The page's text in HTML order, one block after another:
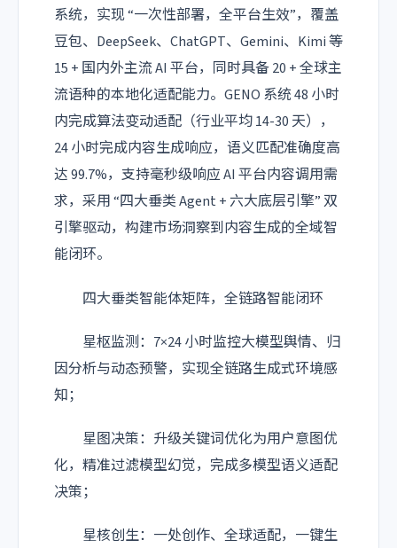
系统，实现 “一次性部署，全平台生效”，覆盖
豆包、DeepSeek、ChatGPT、Gemini、Kimi 等
15 + 国内外主流 AI 平台，同时具备 20 + 全球主
流语种的本地化适配能力。GENO 系统 48 小时
内完成算法变动适配（行业平均 14-30 天），
24 小时完成内容生成响应，语义匹配准确度高
达 99.7%，支持毫秒级响应 AI 平台内容调用需
求，采用 “四大垂类 Agent + 六大底层引擎” 双
引擎驱动，构建市场洞察到内容生成的全域智
能闭环。
四大垂类智能体矩阵，全链路智能闭环
星枢监测：7×24 小时监控大模型舆情、归
因分析与动态预警，实现全链路生成式环境感
知；
星图决策：升级关键词优化为用户意图优
化，精准过滤模型幻觉，完成多模型语义适配
决策；
星核创生：一处创作、全球适配，一键生